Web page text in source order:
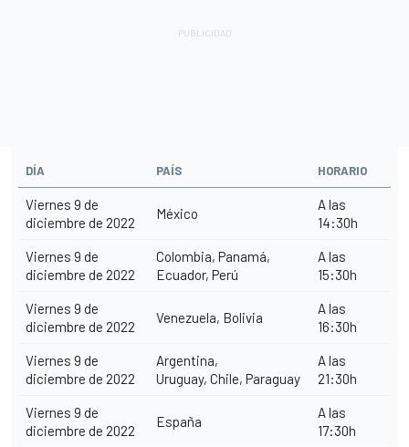
DÍA PAÍS HORARIO
Viernes 9 de
diciembre de 2022
México
A las
14:30h
Viernes 9 de
diciembre de 2022
Colombia, Panamá,
Ecuador, Perú
A las
15:30h
Viernes 9 de
diciembre de 2022
Venezuela, Bolivia
A las
16:30h
Viernes 9 de
diciembre de 2022
Argentina,
Uruguay, Chile, Paraguay
A las
21:30h
Viernes 9 de
diciembre de 2022
España
A las
17:30h